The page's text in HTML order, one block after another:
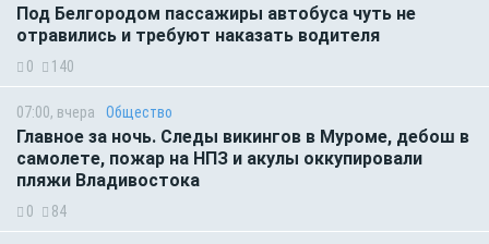
Под Белгородом пассажиры автобуса чуть не
отравились и требуют наказать водителя
0 140
07:00, вчера Общество
Главное за ночь. Следы викингов в Муроме, дебош в
самолете, пожар на НПЗ и акулы оккупировали
пляжи Владивостока
0 84